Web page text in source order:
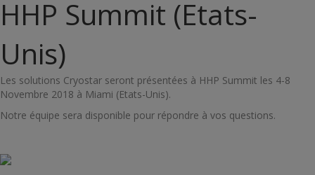
HHP Summit (Etats-
Unis)
Les solutions Cryostar seront présentées à HHP Summit les 4-8
Novembre 2018 à Miami (Etats-Unis).
Notre équipe sera disponible pour répondre à vos questions.